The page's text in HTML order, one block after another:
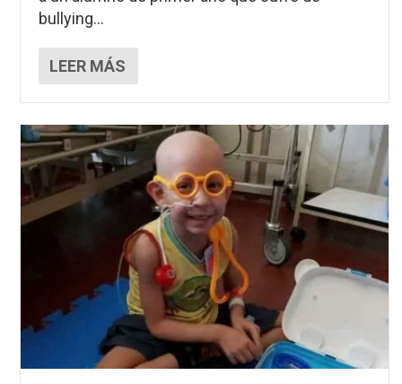
bullying...
LEER MÁS